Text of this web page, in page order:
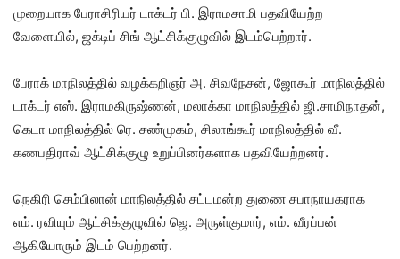
முறையாக பேராசிரியர் டாக்டர் பி. இராமசாமி பதவியேற்ற
வேளையில், ஜக்டிப் சிங் ஆட்சிக்குழுவில் இடம்பெற்றார்.
பேராக் மாநிலத்தில் வழக்கறிஞர் அ. சிவநேசன், ஜோகூர் மாநிலத்தில்
டாக்டர் எஸ். இராமகிருஷ்ணன், மலாக்கா மாநிலத்தில் ஜி.சாமிநாதன்,
கெடா மாநிலத்தில் ரெ. சண்முகம், சிலாங்கூர் மாநிலத்தில் வீ.
கணபதிராவ் ஆட்சிக்குழு உறுப்பினர்களாக பதவியேற்றனர்.
நெகிரி செம்பிலான் மாநிலத்தில் சட்டமன்ற துணை சபாநாயகராக
எம். ரவியும் ஆட்சிக்குழுவில் ஜெ. அருள்குமார், எம். வீரப்பன்
ஆகியோரும் இடம் பெற்றனர்.